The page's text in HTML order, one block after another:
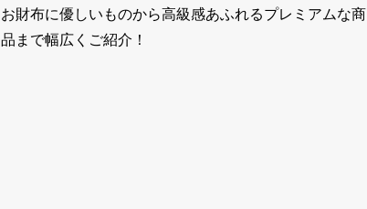
お財布に優しいものから高級感あふれるプレミアムな商
品まで幅広くご紹介！